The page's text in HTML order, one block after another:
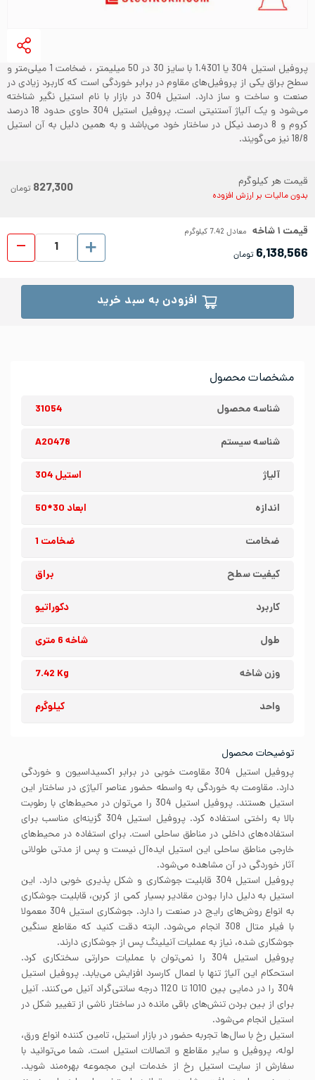
مشخصات محصول
شناسه محصول 31054
شناسه سیستم A20478
آلیاژ استیل 304
اندازه ابعاد 30*50
ضخامت ضخامت 1
کیفیت سطح براق
کاربرد دکوراتیو
طول شاخه 6 متری
وزن شاخه 7.42 Kg
واحد کیلوگرم
توضیحات محصول
پروفیل استیل 304 مقاومت خوبی در برابر اکسیداسیون و خوردگی
دارد. مقاومت به خوردگی به واسطه حضور عناصر آلیاژی در ساختار این
استیل هستند. پروفیل استیل 304 را می‌توان در محیط‌های با رطوبت
بالا به راختی استفاده کرد. پروفیل استیل 304 گزینه‌ای مناسب برای
استفاده‌های داخلی در مناطق ساحلی است. برای استفاده در محیط‌های
خارجی مناطق ساحلی این استیل ایده‌آل نیست و پس از مدتی طولانی
آثار خوردگی در آن مشاهده می‌شود.
پروفیل استیل 304 قابلیت جوشکاری و شکل پذیری خوبی دارد. این
استیل به دلیل دارا بودن مقادیر بسیار کمی از کربن، قابلیت جوشکاری
به انواع روش‌های رایج در صنعت را دارد. جوشکاری استیل 304 معمولا
با فیلر متال 308 انجام می‌شود. البته دقت کنید که مقاطع سنگین
جوشکاری شده، نیاز به عملیات آنیلینگ پس از جوشکاری دارند.
پروفیل استیل 304 را نمی‌توان با عملیات حرارتی سختکاری کرد.
استحکام این آلیاژ تنها با اعمال کارسرد افزایش می‌یابد. پروفیل استیل
304 را در دمایی بین 1010 تا 1120 درجه سانتی‌گراد آنیل می‌کنند. آنیل
برای از بین بردن تنش‌های باقی مانده در ساختار ناشی از تغییر شکل در
استیل انجام می‌شود.
استیل رخ با سال‌ها تجربه حضور در بازار استیل، تامین کننده انواع ورق،
لوله، پروفیل و سایر مقاطع و اتصالات استیل است. شما می‌توانید با
سفارش از سایت استیل رخ از خدمات این مجموعه بهره‌مند شوید.
پروفیل استیل 304 یا 1.4301 با سایز 30 در 50 میلیمتر ، ضخامت 1 میلی‌متر و
سطح براق یکی از پروفیل‌های مقاوم در برابر خوردگی است که کاربرد زیادی در
صنعت و ساخت و ساز دارد. استیل 304 در بازار با نام استیل نگیر شناخته
می‌شود و یک آلیاژ آستنیتی است. پروفیل استیل 304 حاوی حدود 18 درصد
کروم و 8 درصد نیکل در ساختار خود می‌باشد و به همین دلیل به آن استیل
18/8 نیز می‌گویند.
قیمت هر کیلوگرم
بدون مالیات بر ارزش افزوده 827,300 تومان
قیمت ۱شاخه معادل7.42 کیلوگرم
6,138,566 تومان
افزودن به سبد خرید